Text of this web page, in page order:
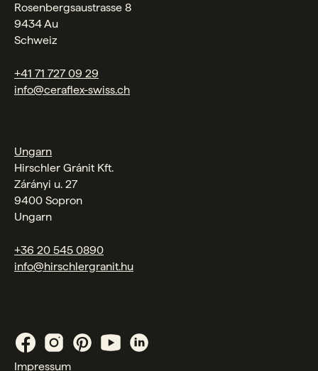
Rosenbergsaustrasse 8
9434 Au
Schweiz
+41 71 727 09 29
info@ceraflex-swiss.ch
Ungarn
Hirschler Gránit Kft.
Zárányi u. 27
9400 Sopron
Ungarn
+36 20 545 0890
info@hirschlergranit.hu
Impressum